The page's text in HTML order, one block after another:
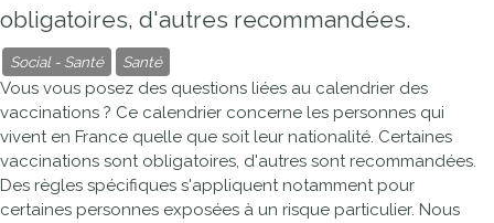
obligatoires, d'autres recommandées.
Social - Santé Santé
Vous vous posez des questions liées au calendrier des
vaccinations ? Ce calendrier concerne les personnes qui
vivent en France quelle que soit leur nationalité. Certaines
vaccinations sont obligatoires, d'autres sont recommandées.
Des règles spécifiques s'appliquent notamment pour
certaines personnes exposées à un risque particulier. Nous